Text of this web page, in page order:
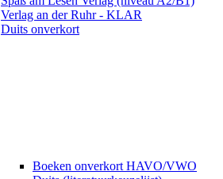
Verlag an der Ruhr - KLAR
Duits onverkort
Boeken onverkort HAVO/VWO